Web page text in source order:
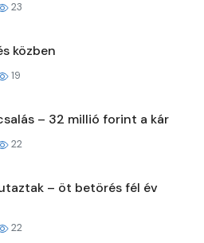
23
közben
19
– 32 millió forint a kár
22
– öt betörés fél év
22